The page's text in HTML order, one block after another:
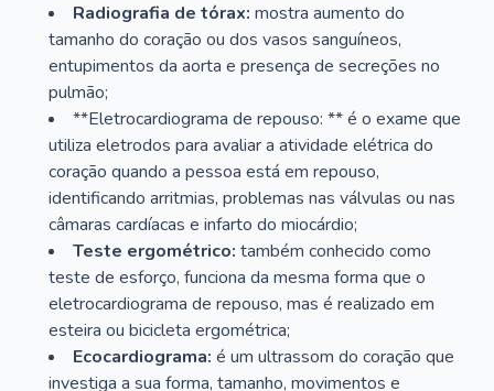
Radiografia de tórax: mostra aumento do
tamanho do coração ou dos vasos sanguíneos,
entupimentos da aorta e presença de secreções no
pulmão;
**Eletrocardiograma de repouso: ** é o exame que
utiliza eletrodos para avaliar a atividade elétrica do
coração quando a pessoa está em repouso,
identificando arritmias, problemas nas válvulas ou nas
câmaras cardíacas e infarto do miocárdio;
Teste ergométrico: também conhecido como
teste de esforço, funciona da mesma forma que o
eletrocardiograma de repouso, mas é realizado em
esteira ou bicicleta ergométrica;
Ecocardiograma: é um ultrassom do coração que
investiga a sua forma, tamanho, movimentos e